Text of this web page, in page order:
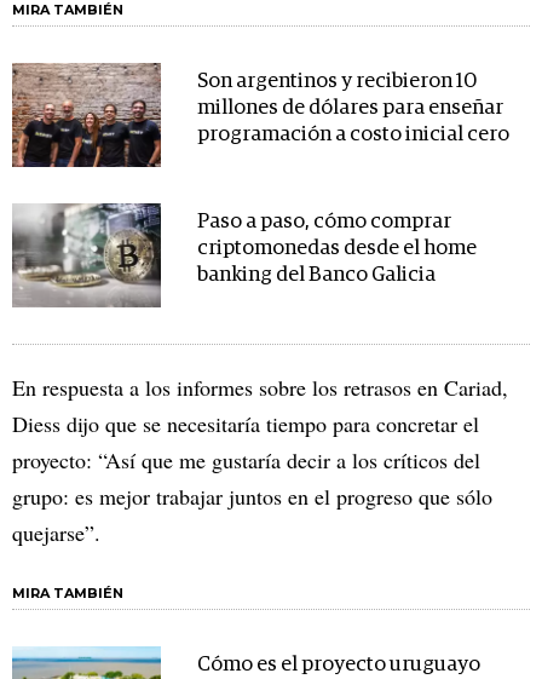
MIRA TAMBIÉN
Son argentinos y recibieron 10
millones de dólares para enseñar
programación a costo inicial cero
Paso a paso, cómo comprar
criptomonedas desde el home
banking del Banco Galicia
En respuesta a los informes sobre los retrasos en Cariad,
Diess dijo que se necesitaría tiempo para concretar el
proyecto: “Así que me gustaría decir a los críticos del
grupo: es mejor trabajar juntos en el progreso que sólo
quejarse”.
MIRA TAMBIÉN
Cómo es el proyecto uruguayo